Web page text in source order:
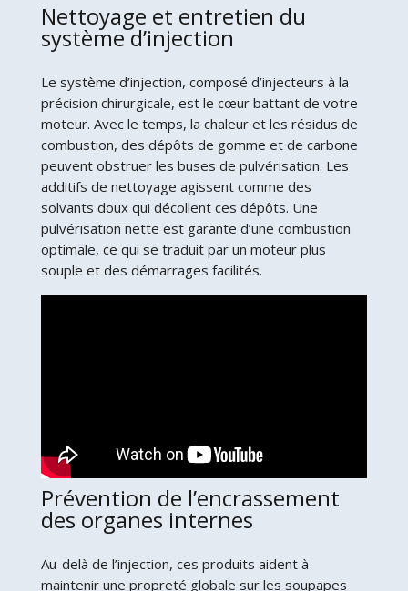
Nettoyage et entretien du
système d’injection
Le système d’injection, composé d’injecteurs à la
précision chirurgicale, est le cœur battant de votre
moteur. Avec le temps, la chaleur et les résidus de
combustion, des dépôts de gomme et de carbone
peuvent obstruer les buses de pulvérisation. Les
additifs de nettoyage agissent comme des
solvants doux qui décollent ces dépôts. Une
pulvérisation nette est garante d’une combustion
optimale, ce qui se traduit par un moteur plus
souple et des démarrages facilités.
Prévention de l’encrassement
des organes internes
Au-delà de l’injection, ces produits aident à
maintenir une propreté globale sur les soupapes